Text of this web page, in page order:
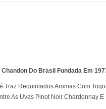
Do Brasil Fundada Em
Requintados Aromas Com
As Uvas Pinot Noir Chardonnay